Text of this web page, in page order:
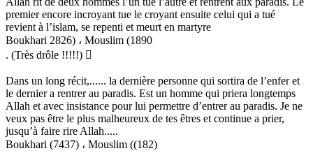
premier encore incroyant tue le croyant ensuite celui qui a tué
revient à l’islam, se repenti et meurt en martyre
Boukhari 2826) ، Mouslim (1890
. (Très drôle !!!!!) 
Dans un long récit,...... la dernière personne qui sortira de l’enfer et
le dernier a rentrer au paradis. Est un homme qui priera longtemps
Allah et avec insistance pour lui permettre d’entrer au paradis. Je ne
veux pas être le plus malheureux de tes êtres et continue a prier,
jusqu’à faire rire Allah.....
Boukhari (7437) ، Mouslim ((182)